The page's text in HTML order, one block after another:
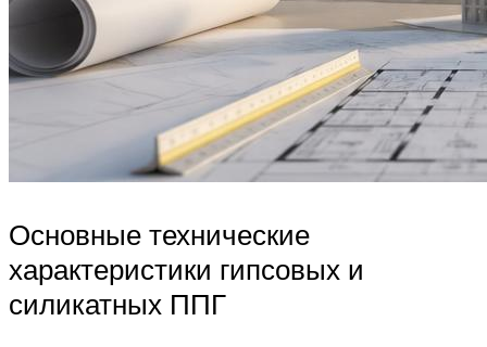
Основные технические
характеристики гипсовых и
силикатных ППГ